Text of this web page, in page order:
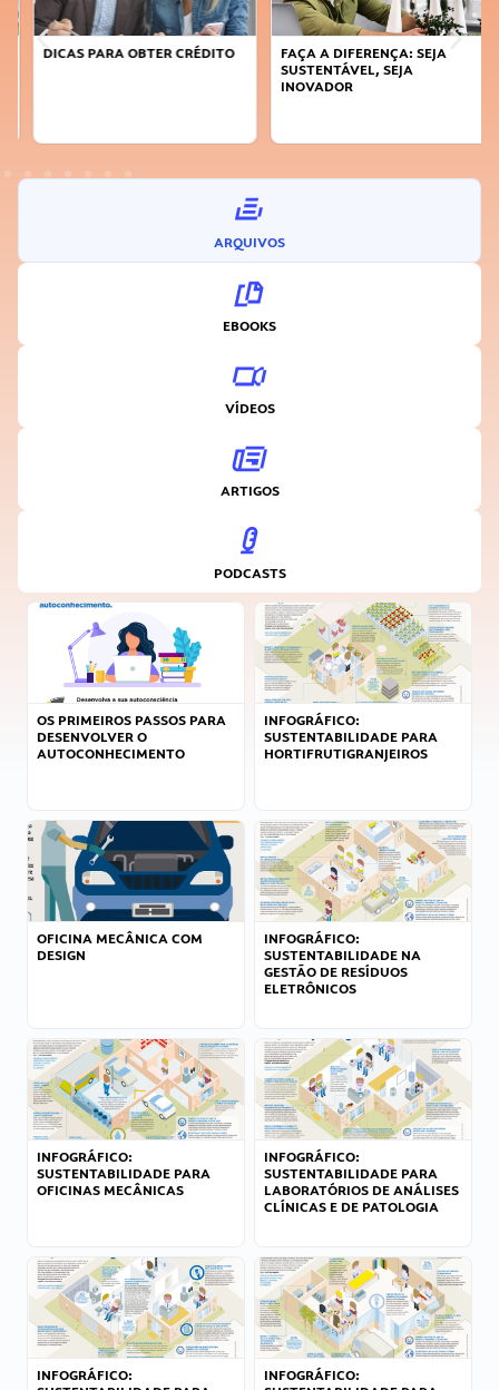
DICAS PARA OBTER CRÉDITO
FAÇA A DIFERENÇA: SEJA
SUSTENTÁVEL, SEJA
INOVADOR
ARQUIVOS
EBOOKS
VÍDEOS
ARTIGOS
PODCASTS
OS PRIMEIROS PASSOS PARA
DESENVOLVER O
AUTOCONHECIMENTO
INFOGRÁFICO:
SUSTENTABILIDADE PARA
HORTIFRUTIGRANJEIROS
OFICINA MECÂNICA COM
DESIGN
INFOGRÁFICO:
SUSTENTABILIDADE NA
GESTÃO DE RESÍDUOS
ELETRÔNICOS
INFOGRÁFICO:
SUSTENTABILIDADE PARA
OFICINAS MECÂNICAS
INFOGRÁFICO:
SUSTENTABILIDADE PARA
LABORATÓRIOS DE ANÁLISES
CLÍNICAS E DE PATOLOGIA
INFOGRÁFICO:
INFOGRÁFICO: